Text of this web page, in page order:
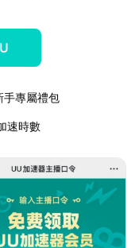
手專屬禮包
速時數